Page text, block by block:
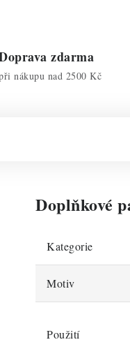
zdarma
nákupu nad 2500 Kč
Doplňkové
Kategorie
Motiv
Použití